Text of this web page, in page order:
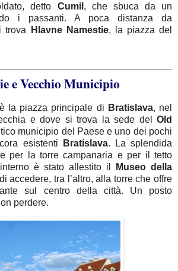
detto Cumil , che sbuca da un
i passanti. A poca distanza da
trova Hlavne Namestie, la piazza del
e Vecchio Municipio
è la piazza principale di Bratislava, nel
e dove si trova la sede del
Old
municipio del Paese e uno dei pochi
esistenti
Bratislava. La splendida
per la torre campanaria e per il tetto
è stato allestito il
Museo della
accedere, tra l’altro, alla torre che offre
sul centro della città. Un posto
perdere.